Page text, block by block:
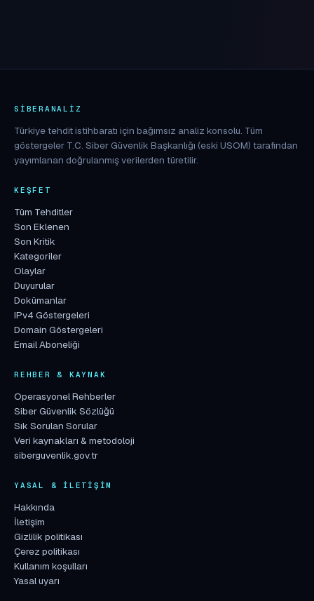
SIBERANALIZ
Türkiye tehdit istihbaratı için bağımsız analiz konsolu. Tüm
göstergeler T.C. Siber Güvenlik Başkanlığı (eski USOM) tarafından
yayımlanan doğrulanmış verilerden türetilir.
KEŞFET
Tüm Tehditler
Son Eklenen
Son Kritik
Kategoriler
Olaylar
Duyurular
Dokümanlar
IPv4 Göstergeleri
Domain Göstergeleri
Email Aboneliği
REHBER & KAYNAK
Operasyonel Rehberler
Siber Güvenlik Sözlüğü
Sık Sorulan Sorular
Veri kaynakları & metodoloji
siberguvenlik.gov.tr
YASAL & İLETIŞIM
Hakkında
İletişim
Gizlilik politikası
Çerez politikası
Kullanım koşulları
Yasal uyarı